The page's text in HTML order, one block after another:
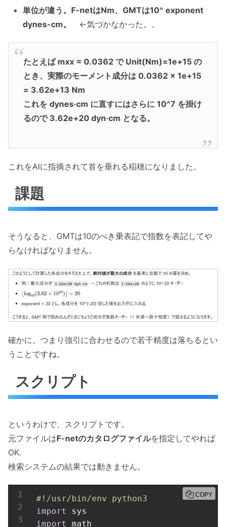
単位が違う。F-netはNm、GMTは10^ exponent
dynes-cm。
←気づかなかった。。
たとえば mxx = 0.0362 で Unit(Nm)=1e+15 の
とき、実際のモーメント成分は 0.0362 × 1e+15
= 3.62e+13 Nm
これを dynes·cm に直すにはさらに 10^7 を掛け
るので 3.62e+20 dyn·cm となる。
これをAIに指摘されて首を垂れる稲穂になりました。
課題
そうなると、GMTは10のべき乗表記で指数を表記してや
らなければなりません。
確かに。つまり強引に合わせるので若干精度は落ちるとい
うことですね。
スクリプト
というわけで、スクリプトです。
元ファイルはF-netのカタログファイルを指定してやれば
OK.
検索システムの結果では動きません。
#!/usr/bin/env python3
import
import
COPY